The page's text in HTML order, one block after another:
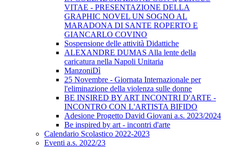
VITAE - PRESENTAZIONE DELLA
GRAPHIC NOVEL UN SOGNO AL
MARADONA DI SANTE ROPERTO E
GIANCARLO COVINO
Sospensione delle attività Didattiche
ALEXANDRE DUMAS Alla lente della
caricatura nella Napoli Unitaria
ManzoniDì
25 Novembre - Giornata Internazionale per
l'eliminazione della violenza sulle donne
BE INSIRED BY ART INCONTRI D'ARTE -
INCONTRO CON L'ARTISTA BIFIDO
Adesione Progetto David Giovani a.s. 2023/2024
Be inspired by art - incontri d'arte
Calendario Scolastico 2022-2023
Eventi a.s. 2022/23